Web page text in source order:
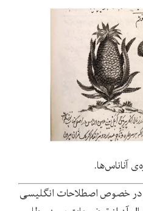
ها.
اصطلاحات انگلیسی